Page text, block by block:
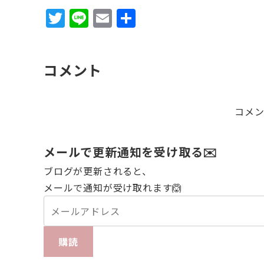
T
w
te
Li
n
E
m
コメント
コメ
メールで更新通知を受け取る✉️
ブログが更新されると、
メールで通知が受け取れます🙆
購読